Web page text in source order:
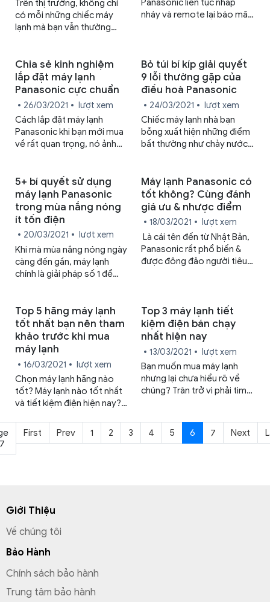
Trên thị trường, không chỉ
có mỗi những chiếc máy
lạnh mà bạn vẫn thường
còn nhiều loại khác mà có
thể bạn đã nghe qua hoặc
tận mắt nhìn thấy nhưng
không biết chúng khác nhau
như thế nào. Hôm nay, hãy
cùng chúng tôi tìm hiểu
cách phân biệt máy lạnh dân
dụng và máy lạnh công
Panasonic liên tục nhấp
nháy và remote lại báo mã
thích cho bạn về bảng mã
lỗi điều hoà Panasonic qua
bài viết sau đây.
Chia sẻ kinh nghiệm
lắp đặt máy lạnh
Panasonic cực chuẩn
26/03/2021
lượt xem
Cách lắp đặt máy lạnh
Panasonic khi bạn mới mua
về rất quan trọng, nó ảnh
quả làm lạnh, độ bền của
máy,… Vì vậy, sau đây chúng
tôi sẽ chia sẻ một số kinh
nghiệm lắp đặt máy lạnh
Panasonic đúng chuẩn cho
người mới mua lần đầu.
Bỏ túi bí kíp giải quyết
9 lỗi thường gặp của
điều hoà Panasonic
24/03/2021
lượt xem
Chiếc máy lạnh nhà bạn
bỗng xuất hiện những điểm
bất thường như chảy nước,
đem chiếc máy của mình đi
sửa, bài viết này sẽ giúp bạn
bỏ túi một vài mẹo để giải
quyết những lỗi thường gặp
của điều hoà Panasonic.
5+ bí quyết sử dụng
máy lạnh Panasonic
trong mùa nắng nóng
ít tốn điện
20/03/2021
lượt xem
Khi mà mùa nắng nóng ngày
càng đến gần, máy lạnh
chính là giải pháp số 1 để
máy lạnh Panasonic trong
mùa nắng nóng làm sao để
vừa tốt cho sức khoẻ, vừa
tiết kiệm tiền điện thì không
phải ai cũng biết.
Máy lạnh Panasonic có
tốt không? Cùng đánh
giá ưu & nhược điểm
18/03/2021
lượt xem
Là cái tên đến từ Nhật Bản,
Panasonic rất phổ biến &
được đông đảo người tiêu
Hãy cùng chúng tôi tìm hiểu
ưu & nhược điểm của nó qua
bài viết dưới đây.
Top 5 hãng máy lạnh
tốt nhất bạn nên tham
khảo trước khi mua
máy lạnh
16/03/2021
lượt xem
Chọn máy lạnh hãng nào
tốt? Máy lạnh nào tốt nhất
và tiết kiệm điện hiện nay?
trong phân khúc? Để giải
đáp cho những câu hỏi trên,
Trung Tâm Sửa Chữa Bảo
Top 3 máy lạnh tiết
kiệm điện bán chạy
nhất hiện nay
13/03/2021
lượt xem
Bạn muốn mua máy lạnh
nhưng lại chưa hiểu rõ về
chúng? Trăn trở vì phải tìm
thấp? Đừng lo, bài viết này
của chúng tôi sẽ giải đáp
First Prev 1 2 3 4 5 6 7 Next
Giới Thiệu
Về chúng tôi
Bảo Hành
Chính sách bảo hành
Trung tâm bảo hành